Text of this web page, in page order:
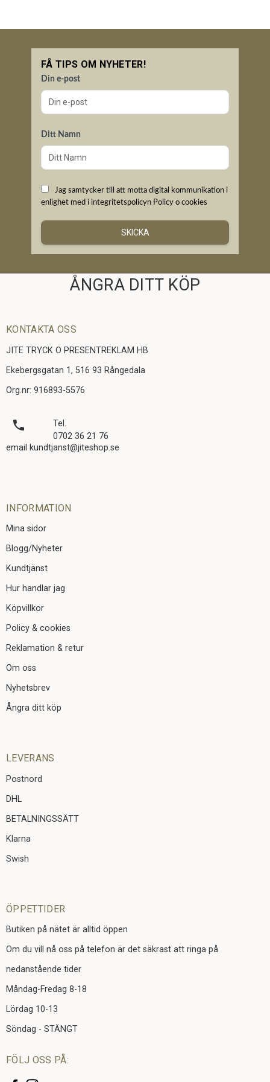
FÅ TIPS OM NYHETER!
Din e-post
Ditt Namn
Jag samtycker till att motta digital kommunikation i
enlighet med i integritetspolicyn Policy o cookies
SKICKA
ÅNGRA DITT KÖP
KONTAKTA OSS
JITE TRYCK O PRESENTREKLAM HB
Ekebergsgatan 1, 516 93 Rångedala
Org.nr: 916893-5576
local_phone
Tel.
0702 36 21 76
email kundtjanst@jiteshop.se
INFORMATION
Mina sidor
Blogg/Nyheter
Kundtjänst
Hur handlar jag
Köpvillkor
Policy & cookies
Reklamation & retur
Om oss
Nyhetsbrev
Ångra ditt köp
LEVERANS
Postnord
DHL
BETALNINGSSÄTT
Klarna
Swish
ÖPPETTIDER
Butiken på nätet är alltid öppen
Om du vill nå oss på telefon är det säkrast att ringa på
nedanstående tider
Måndag-Fredag 8-18
Lördag 10-13
Söndag - STÄNGT
FÖLJ OSS PÅ: